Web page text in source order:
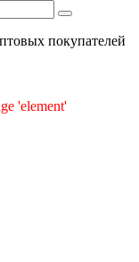
покупателей
'element'